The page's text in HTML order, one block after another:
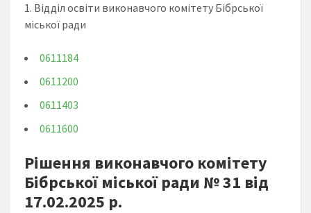
1. Відділ освіти виконавчого комітету Бібрської
міської ради
0611184
0611200
0611403
0611600
Рішення виконавчого комітету
Бібрської міської ради № 31 від
17.02.2025 р.